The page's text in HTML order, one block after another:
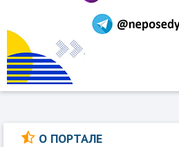
О ПОРТАЛЕ